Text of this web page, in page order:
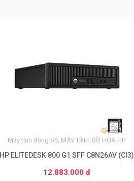
Máy tính đồng bộ, MÁY TÍNH ĐỒ HỌA HP
HP ELITEDESK 800 G1 SFF C8N26AV (CI3)
12.883.000 đ